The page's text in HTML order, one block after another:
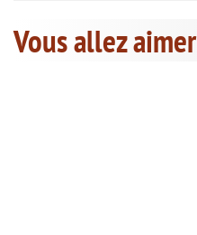
Vous allez aimer